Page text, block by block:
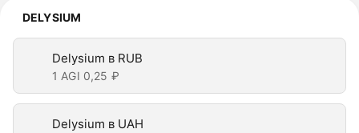
DELYSIUM
Delysium в RUB
1 AGI 0,25 ₽
Delysium в UAH